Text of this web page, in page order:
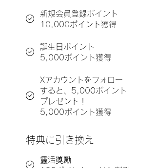
新規会員登録ポイント
10,000ポイント獲得
誕生日ポイント
5,000ポイント獲得
Xアカウントをフォロー
すると、5,000ポイント
プレゼント！
5,000ポイント獲得
特典に引き換え
靈活獎勵